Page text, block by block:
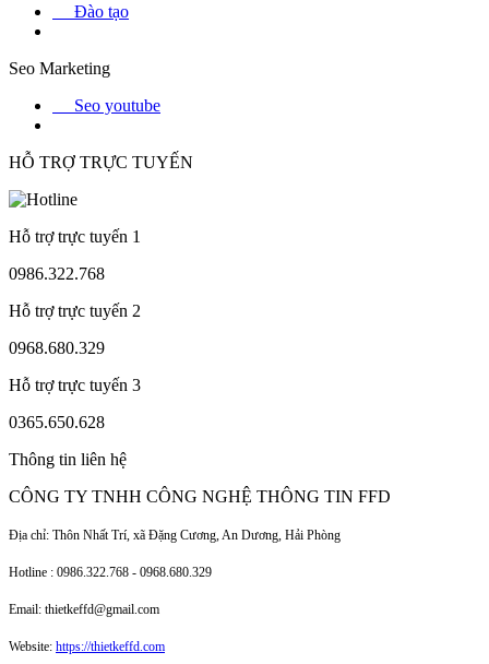
Đào tạo
Seo Marketing
Seo youtube
HỖ TRỢ TRỰC TUYẾN
Hỗ trợ trực tuyến 1
0986.322.768
Hỗ trợ trực tuyến 2
0968.680.329
Hỗ trợ trực tuyến 3
0365.650.628
Thông tin liên hệ
CÔNG TY TNHH CÔNG NGHỆ THÔNG TIN FFD
Địa chỉ: Thôn Nhất Trí, xã Đặng Cương, An Dương, Hải Phòng
Hotline : 0986.322.768 - 0968.680.329
Email: thietkeffd@gmail.com
Website: https://thietkeffd.com